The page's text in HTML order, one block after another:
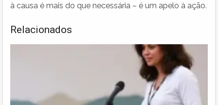
à causa é mais do que necessária – é um apelo à ação.
Relacionados